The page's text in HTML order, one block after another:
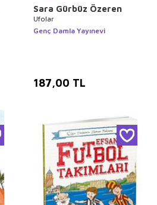
Sara Gürbüz Özeren
Ufolar
Genç Damla Yayınevi
187,00 TL